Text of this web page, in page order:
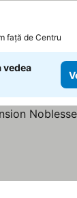
faţă de Centru
vedea